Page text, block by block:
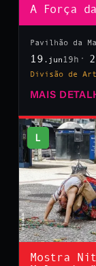
A Força
Pavilhão da
19 .jun 19h
Divisão de
MAIS
L
Mostra